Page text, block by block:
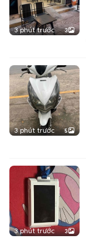
3 phút trước 3
3 phút trước 5
3 phút trước 3